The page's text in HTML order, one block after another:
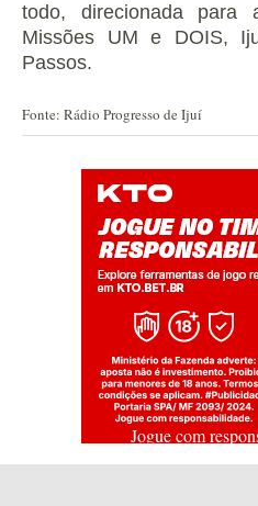
todo, direcionada para
Missões UM e DOIS,
Passos.
Fonte: Rádio Progresso de Ijuí
Jogue com